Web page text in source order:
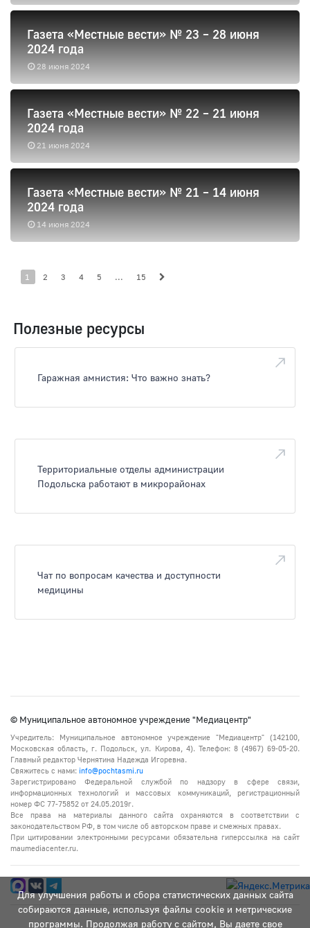
28 июня 2024
Газета «Местные вести» № 23 – 28 июня
2024 года
21 июня 2024
Газета «Местные вести» № 22 – 21 июня
2024 года
14 июня 2024
Газета «Местные вести» № 21 – 14 июня
2024 года
1 2 3 4 5 ... 15
Полезные ресурсы
Гаражная амнистия: Что важно знать?
Территориальные отделы администрации
Подольска работают в микрорайонах
Чат по вопросам качества и доступности
медицины
Для улучшения работы и сбора статистических данных сайта
собираются данные, используя файлы cookie и метрические
программы. Продолжая работу с сайтом, Вы даете свое
© Муниципальное автономное учреждение "Медиацентр"
Учредитель: Муниципальное автономное учреждение "Медиацентр" (142100,
Московская область, г. Подольск, ул. Кирова, 4). Телефон: 8 (4967) 69-05-20.
Главный редактор Чернятина Надежда Игоревна.
Свяжитесь с нами: info@pochtasmi.ru
Зарегистрировано Федеральной службой по надзору в сфере связи,
информационных технологий и массовых коммуникаций, регистрационный
номер ФС 77-75852 от 24.05.2019г.
Все права на материалы данного сайта охраняются в соответствии с
законодательством РФ, в том числе об авторском праве и смежных правах.
При цитировании электронными ресурсами обязательна гиперссылка на сайт
maumediacenter.ru.